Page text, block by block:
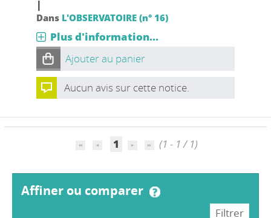
|
Dans L'OBSERVATOIRE (n° 16)
Plus d'information...
Ajouter au panier
Aucun avis sur cette notice.
1 (1 - 1 / 1)
affiner ou comparer